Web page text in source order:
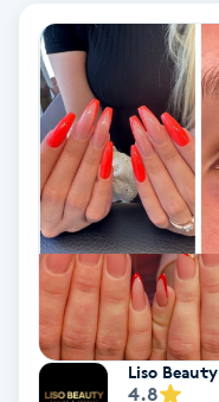
Hatha Yoga
Headspa
Healing
Herrklippning
HIFU
Liso Beauty
4.8